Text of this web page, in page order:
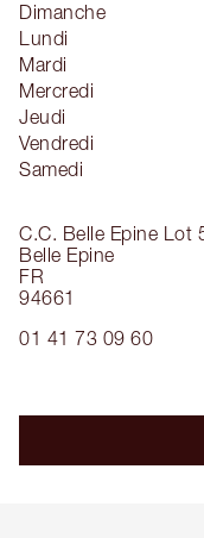
C.C. Belle Epine Lot
Belle Epine
FR
94661
01 41 73 09 60
Dimanche
Lundi
Mardi
Mercredi
Jeudi
Vendredi
Samedi